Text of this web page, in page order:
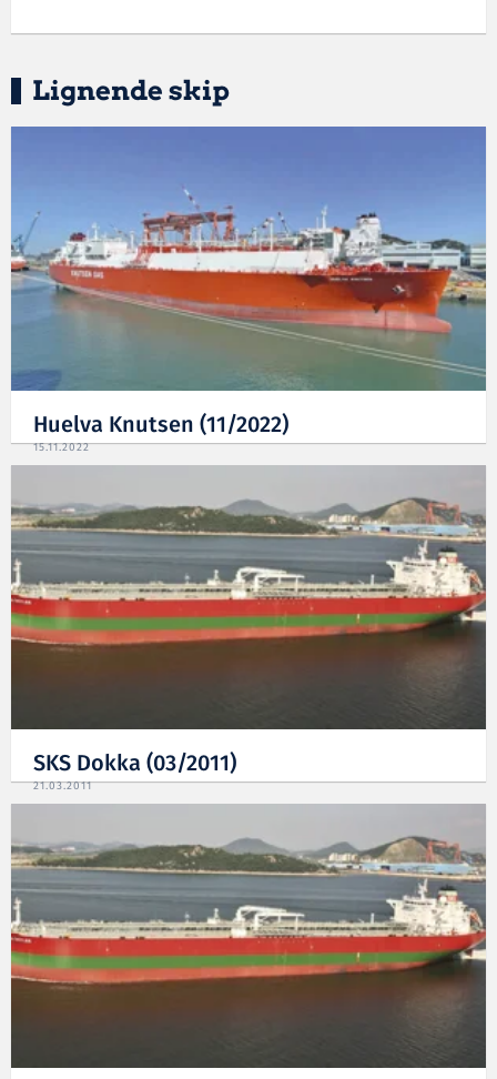
Lignende skip
Huelva Knutsen (11/2022)
15.11.2022
SKS Dokka (03/2011)
21.03.2011